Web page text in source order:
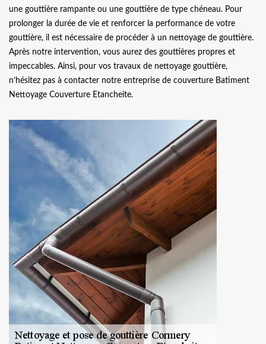
une gouttière rampante ou une gouttière de type chéneau. Pour
prolonger la durée de vie et renforcer la performance de votre
gouttière, il est nécessaire de procéder à un nettoyage de gouttière.
Après notre intervention, vous aurez des gouttières propres et
impeccables. Ainsi, pour vos travaux de nettoyage gouttière,
n’hésitez pas à contacter notre entreprise de couverture Batiment
Nettoyage Couverture Etancheite.